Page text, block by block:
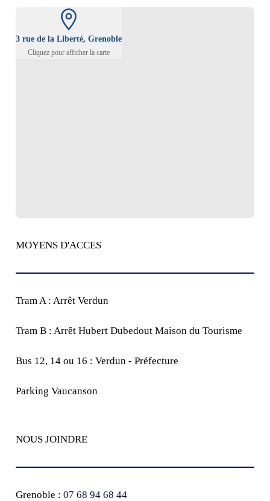
3 rue de la Liberté, Grenoble
Cliquez pour afficher la carte
MOYENS D'ACCES
Tram A : Arrêt Verdun
Tram B : Arrêt Hubert Dubedout Maison du Tourisme
Bus 12, 14 ou 16 : Verdun - Préfecture
Parking Vaucanson
NOUS JOINDRE
Grenoble :07 68 94 68 44